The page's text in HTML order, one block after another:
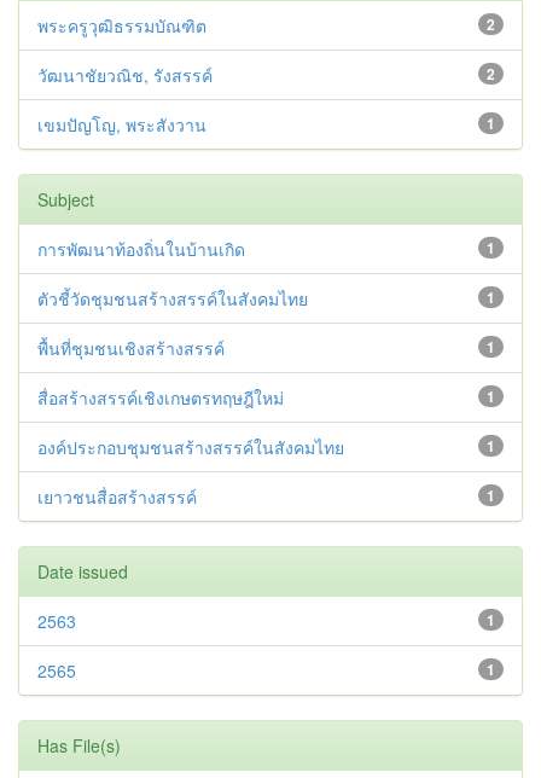
2
พระครูวุฒิธรรมบัณฑิต
2
วัฒนาชัยวณิช, รังสรรค์
1
เขมปัญโญ, พระสังวาน
Subject
1
การพัฒนาท้องถิ่นในบ้านเกิด
1
ตัวชี้วัดชุมชนสร้างสรรค์ในสังคมไทย
1
พื้นที่ชุมชนเชิงสร้างสรรค์
1
สื่อสร้างสรรค์เชิงเกษตรทฤษฎีใหม่
1
องค์ประกอบชุมชนสร้างสรรค์ในสังคมไทย
1
เยาวชนสื่อสร้างสรรค์
Date issued
1
2563
1
2565
Has File(s)